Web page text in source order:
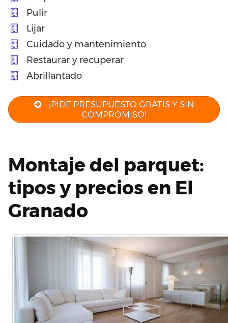
Pulir
Lijar
Cuidado y mantenimiento
Restaurar y recuperar
Abrillantado
¡PIDE PRESUPUESTO GRATIS Y SIN
COMPROMISO!
Montaje del parquet:
tipos y precios en El
Granado